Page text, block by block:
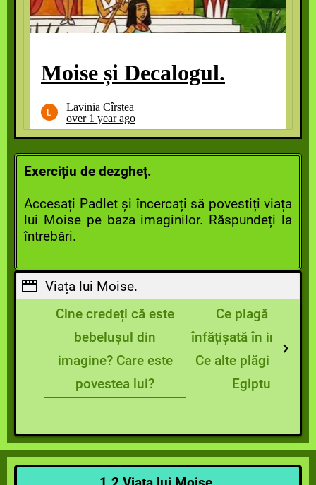
Exercițiu de dezgheț.
Accesați Padlet și încercați să povestiți viața
lui Moise pe baza imaginilor. Răspundeți la
întrebări.
Viața lui Moise.
Cine credeți că este
bebelușul din
imagine? Care este
povestea lui?
Ce plagă este
înfățișată în
Ce alte plăgi au lovit
Egiptul?